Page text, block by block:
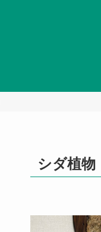
シダ植物